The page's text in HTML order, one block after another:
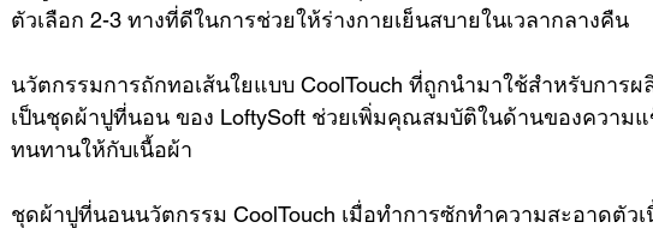
ตัวเลือก 2-3 ทางที่ดีในการช่วยให้ร่างกายเย็นสบายในเวลากลางคืน
นวัตกรรมการถักทอเส้นใยแบบ CoolTouch ที่ถูกนำมาใช้สำหรับการ
เป็นชุดผ้าปูที่นอน ของ LoftySoft ช่วยเพิ่มคุณสมบัติในด้านของความ
ทนทานให้กับเนื้อผ้า
ชุดผ้าปูที่นอนนวัตกรรม CoolTouch เมื่อทำการซักทำความสะอาดตัวเ